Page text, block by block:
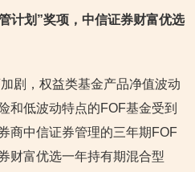
计划”奖项，中信证券财富优选
剧，权益类基金产品净值波动
和低波动特点的FOF基金受到
商中信证券管理的三年期FOF
富优选一年持有期混合型